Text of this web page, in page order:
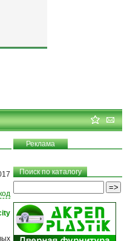
Реклама
Поиск по каталогу